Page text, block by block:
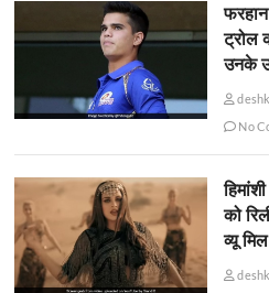
ट्रोल
उनके
No
को
व्यू